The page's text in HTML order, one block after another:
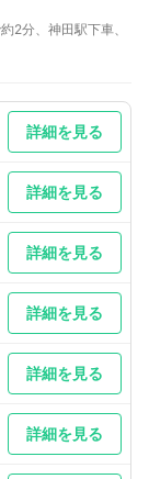
2分、神田駅下車、
神田駅下車、徒歩
予約制●）・高さ、
）・台数には限り
詳細を見る
詳細を見る
詳細を見る
詳細を見る
詳細を見る
詳細を見る